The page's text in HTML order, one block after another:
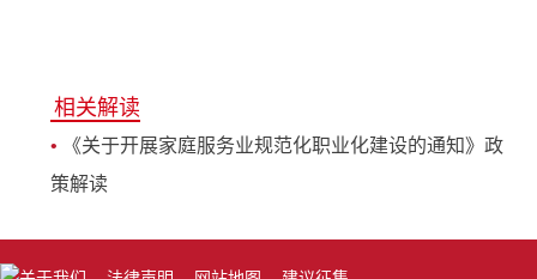
相关解读
•
《关于开展家庭服务业规范化职业化建设的通知》政
策解读